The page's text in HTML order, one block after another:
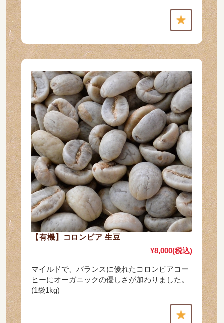
【有機】コロンビア 生豆
¥8,000(税込)
マイルドで、バランスに優れたコロンビアコー
ヒーにオーガニックの優しさが加わりました。
(1袋1kg)